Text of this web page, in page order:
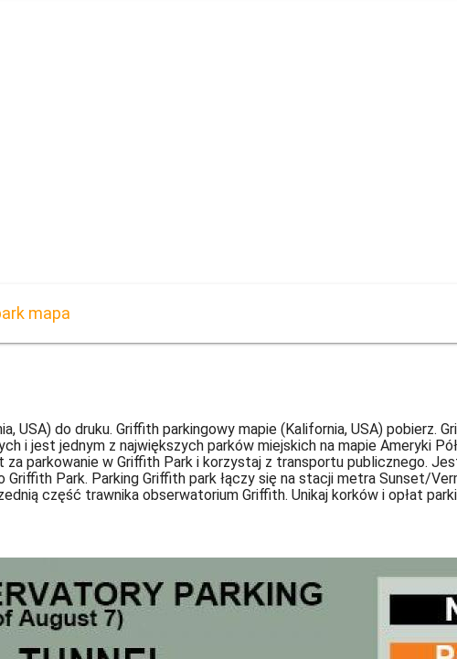
mapa
USA) do druku. Griffith parkingowy mapie (Kalifornia, USA) pobierz.
i jest jednym z największych parków miejskich na mapie Ameryki
za parkowanie w Griffith Park i korzystaj z transportu publicznego.
Park. Parking Griffith park łączy się na stacji metra Sunset/
część trawnika obserwatorium Griffith. Unikaj korków i opłat